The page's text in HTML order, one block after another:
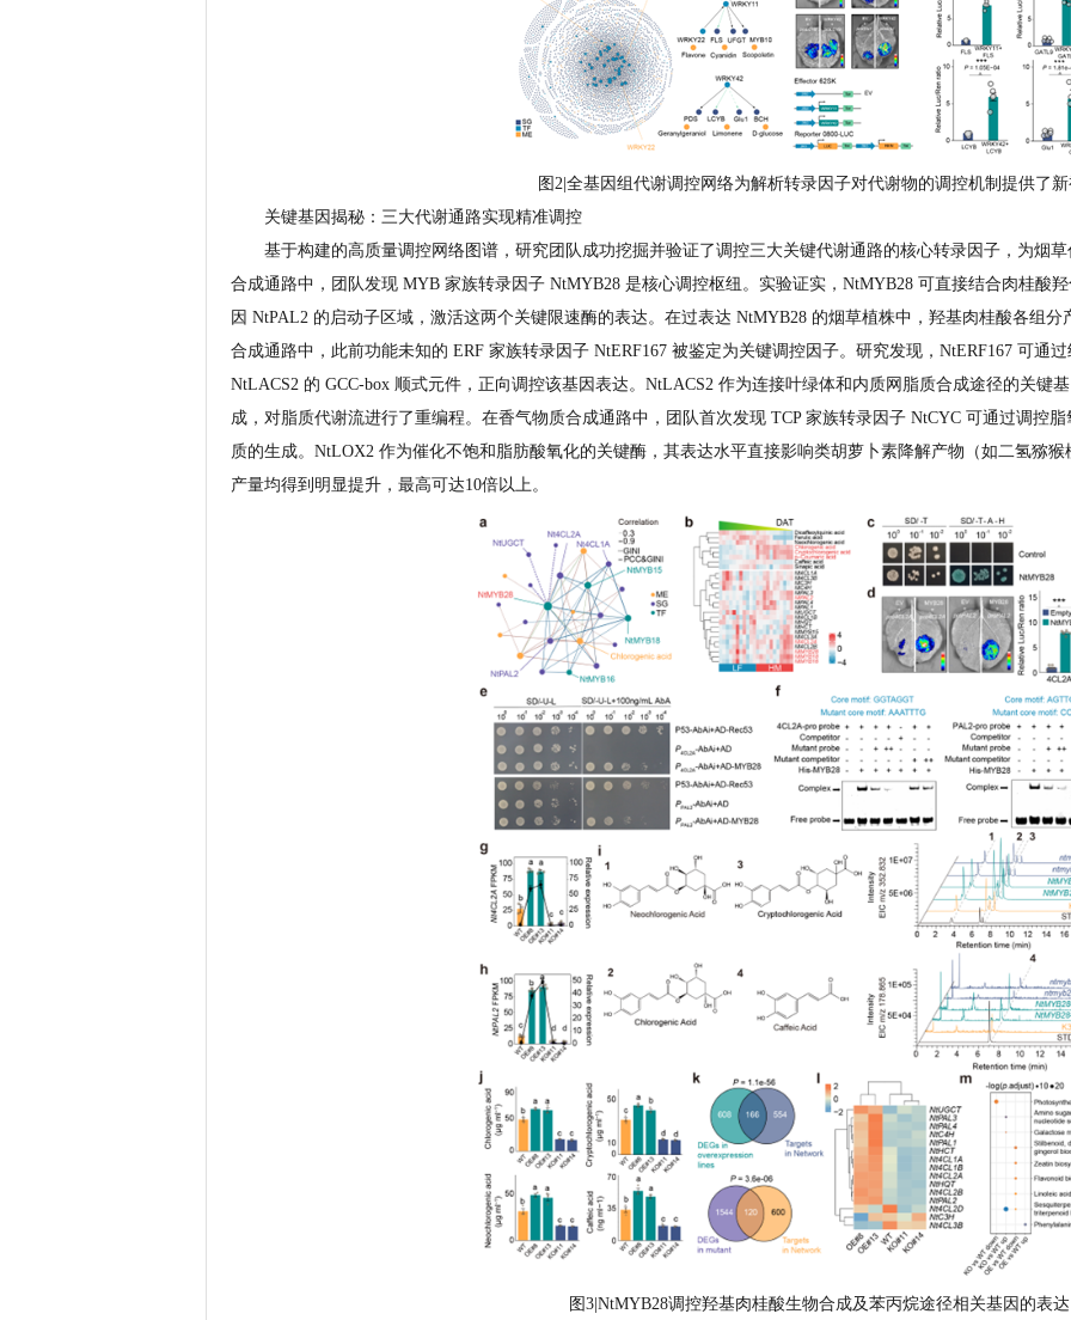
图2|全基因组代谢调控网络为解析转录因子对代谢物的调控机制提供了
关键基因揭秘：三大代谢通路实现精准调控
基于构建的高质量调控网络图谱，研究团队成功挖掘并验证了调控三大关键代谢通路的核心转录因子，为烟
合成通路中，团队发现 MYB 家族转录因子 NtMYB28 是核心调控枢纽。实验证实，NtMYB28 可直接结合肉桂酸
因 NtPAL2 的启动子区域，激活这两个关键限速酶的表达。在过表达 NtMYB28 的烟草植株中，羟基肉桂酸各组
合成通路中，此前功能未知的 ERF 家族转录因子 NtERF167 被鉴定为关键调控因子。研究发现，NtERF167 可通
NtLACS2 的 GCC-box 顺式元件，正向调控该基因表达。NtLACS2 作为连接叶绿体和内质网脂质合成途径的关键
成，对脂质代谢流进行了重编程。在香气物质合成通路中，团队首次发现 TCP 家族转录因子 NtCYC 可通过调控
质的生成。NtLOX2 作为催化不饱和脂肪酸氧化的关键酶，其表达水平直接影响类胡萝卜素降解产物（如二氢猕
产量均得到明显提升，最高可达10倍以上。
图3|NtMYB28调控羟基肉桂酸生物合成及苯丙烷途径相关基因的表达